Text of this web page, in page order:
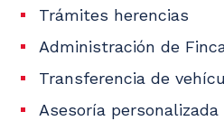
Trámites herencias
Administración de
Transferencia de
Asesoría